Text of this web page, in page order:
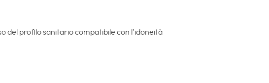
del profilo sanitario compatibile con l’idoneità